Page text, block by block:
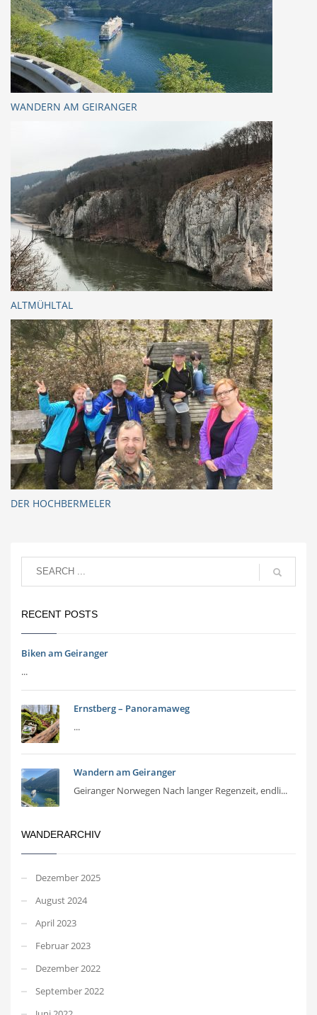
WANDERN AM GEIRANGER
ALTMÜHLTAL
DER HOCHBERMELER
RECENT POSTS
Biken am Geiranger
...
Ernstberg – Panoramaweg
...
Wandern am Geiranger
Geiranger Norwegen Nach langer Regenzeit, endli...
WANDERARCHIV
Dezember 2025
August 2024
April 2023
Februar 2023
Dezember 2022
September 2022